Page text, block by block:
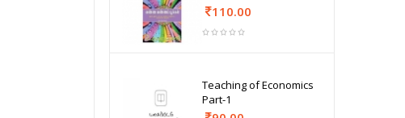
110.00
Teaching of Economics
Part-1